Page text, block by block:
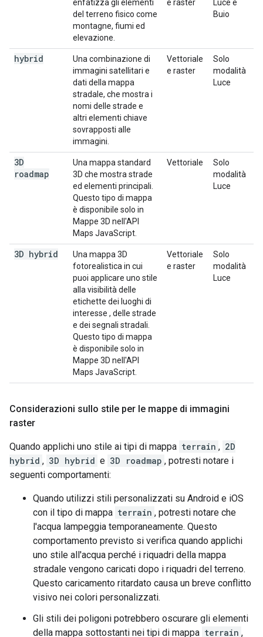
enfatizza gli elementi
del terreno fisico come
montagne, fiumi ed
elevazione.
e raster
Luce e
Buio
hybrid
Una combinazione di
immagini satellitari e
dati della mappa
stradale, che mostra i
nomi delle strade e
altri elementi chiave
sovrapposti alle
immagini.
Vettoriale
e raster
Solo
modalità
Luce
3D
roadmap
Una mappa standard
3D che mostra strade
ed elementi principali.
Questo tipo di mappa
è disponibile solo in
Mappe 3D nell'API
Maps JavaScript.
Vettoriale
Solo
modalità
Luce
3D hybrid
Una mappa 3D
fotorealistica in cui
puoi applicare uno stile
alla visibilità delle
etichette dei luoghi di
interesse , delle strade
e dei segnali stradali.
Questo tipo di mappa
è disponibile solo in
Mappe 3D nell'API
Maps JavaScript.
Vettoriale
e raster
Solo
modalità
Luce
Considerazioni sullo stile per le mappe di immagini
raster
Quando applichi uno stile ai tipi di mappa terrain , 2D
hybrid , 3D hybrid e 3D roadmap , potresti notare i
seguenti comportamenti:
Quando utilizzi stili personalizzati su Android e iOS
con il tipo di mappa terrain , potresti notare che
l'acqua lampeggia temporaneamente. Questo
comportamento previsto si verifica quando applichi
uno stile all'acqua perché i riquadri della mappa
stradale vengono caricati dopo i riquadri del terreno.
Questo caricamento ritardato causa un breve conflitto
visivo nei colori personalizzati.
Gli stili dei poligoni potrebbero oscurare gli elementi
della mappa sottostanti nei tipi di mappa terrain ,